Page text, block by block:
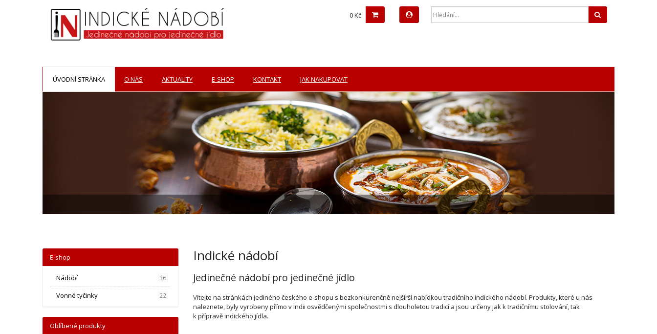
0 Kč
ÚVODNÍ STRÁNKA O NÁS AKTUALITY E-SHOP KONTAKT JAK NAKUPOVAT
Indické nádobí
Jedinečné nádobí pro jedinečné jídlo
Vítejte na stránkách jediného českého e-shopu s bezkonkurenčně nejširší nabídkou tradičního indického nádobí. Produkty, které u nás
naleznete, byly vyrobeny přímo v Indii osvědčenými společnostmi s dlouholetou tradicí a jsou určeny jak k tradičnímu stolování, tak
k přípravě indického jídla.
E-shop
Nádobí 36
Vonné tyčinky 22
Oblíbené produkty